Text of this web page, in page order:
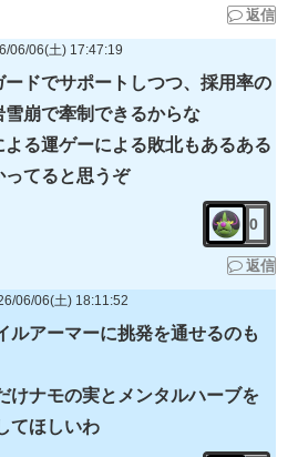
返信
06/06(土) 17:47:19
ドでサポートしつつ、採用率の
崩で牽制できるからな
る運ゲーによる敗北もあるある
ってると思うぞ
0
返信
06/06(土) 18:11:52
ルアーマーに挑発を通せるのも
けナモの実とメンタルハーブを
てほしいわ